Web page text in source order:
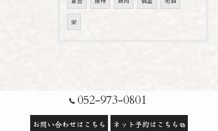
栄
052-973-0801
お問い合わせはこちら ネット予約はこちら